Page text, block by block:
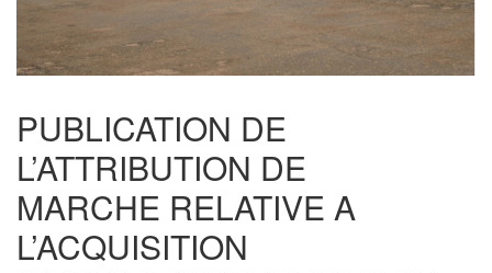
PUBLICATION DE
L’ATTRIBUTION DE
MARCHE RELATIVE A
L’ACQUISITION